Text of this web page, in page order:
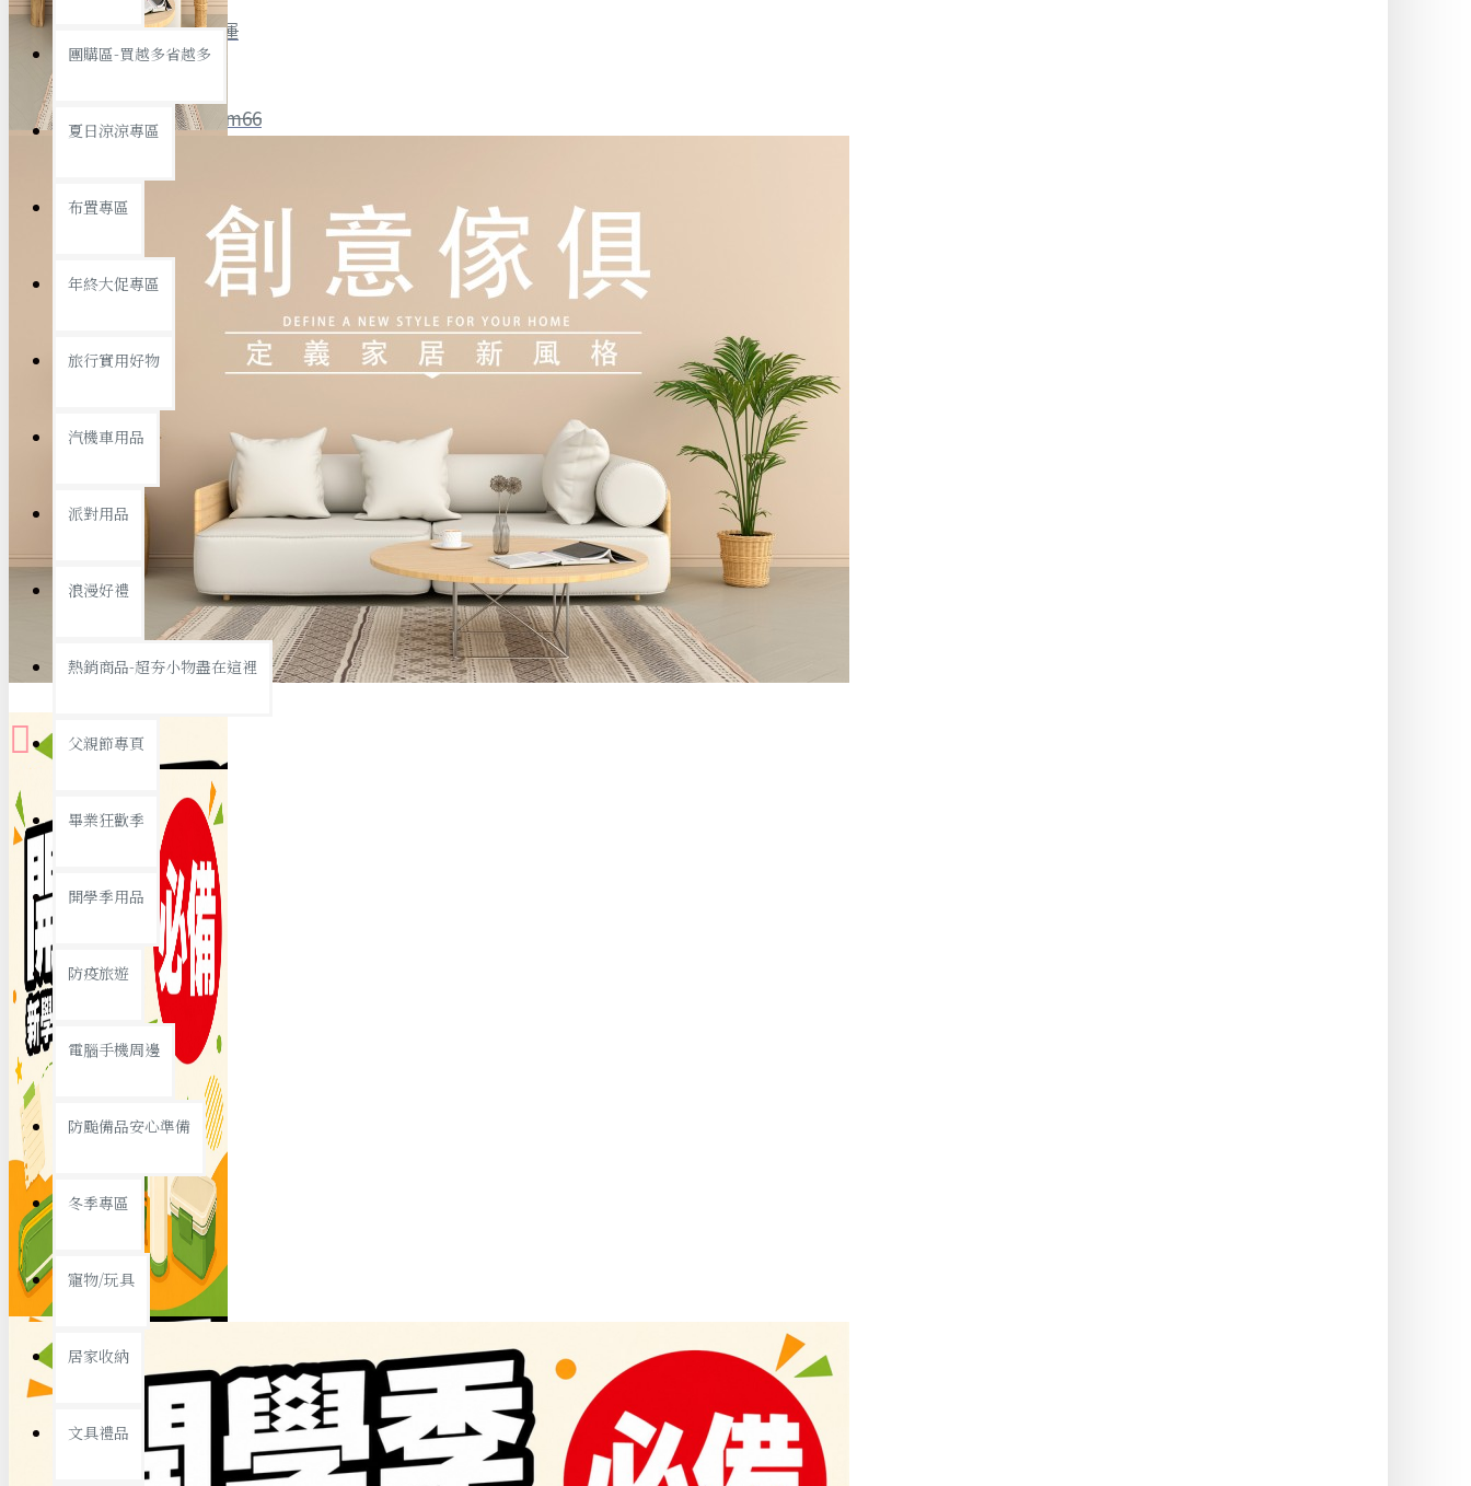
全館限時滿799免運
聯絡我們 ID : @ym66
優惠活動 最新活動
旅行收納
汽機車用品
查看更多
置物架/收納櫃
銅板精選
19元專區
39元專區
節慶熱賣
春節/新年
團購區-買越多省越多
夏日涼涼專區
布置專區
年終大促專區
旅行實用好物
汽機車用品
派對用品
浪漫好禮
熱銷商品-超夯小物盡在這裡
父親節專頁
畢業狂歡季
開學季用品
防疫旅遊
電腦手機周邊
防颱備品安心準備
冬季專區
寵物/玩具
居家收納
文具禮品